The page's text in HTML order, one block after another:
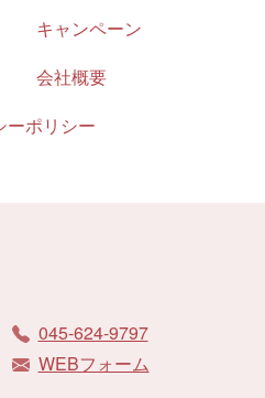
キャンペーン
会社概要
ーポリシー
045-624-9797
WEBフォーム